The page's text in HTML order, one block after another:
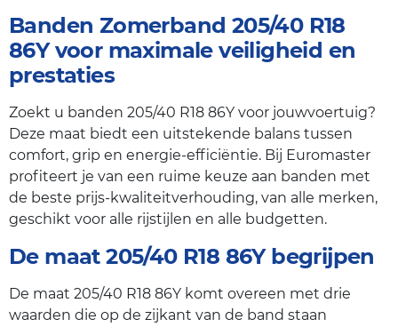
Banden Zomerband 205/40 R18
86Y voor maximale veiligheid en
prestaties
Zoekt u banden 205/40 R18 86Y voor jouwvoertuig?
Deze maat biedt een uitstekende balans tussen
comfort, grip en energie-efficiëntie. Bij Euromaster
profiteert je van een ruime keuze aan banden met
de beste prijs-kwaliteitverhouding, van alle merken,
geschikt voor alle rijstijlen en alle budgetten.
De maat 205/40 R18 86Y begrijpen
De maat 205/40 R18 86Y komt overeen met drie
waarden die op de zijkant van de band staan